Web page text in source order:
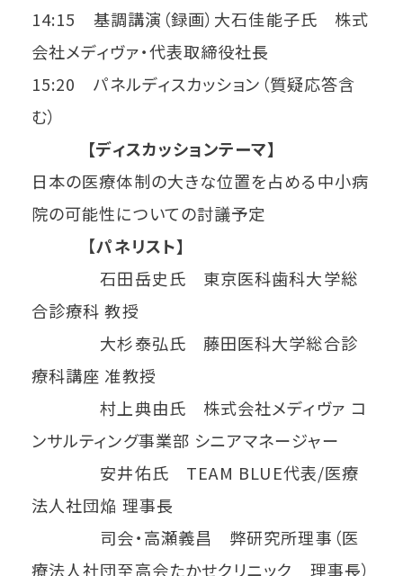
14:15 基調講演（録画）大石佳能子氏 株式
会社メディヴァ・代表取締役社長
15:20 パネルディスカッション（質疑応答含
む）
【ディスカッションテーマ】
日本の医療体制の大きな位置を占める中小病
院の可能性についての討議予定
【パネリスト】
石田岳史氏 東京医科歯科大学総
合診療科 教授
大杉泰弘氏 藤田医科大学総合診
療科講座 准教授
村上典由氏 株式会社メディヴァ コ
ンサルティング事業部 シニアマネージャー
安井佑氏 TEAM BLUE代表/医療
法人社団焔 理事長
司会・高瀬義昌 弊研究所理事（医
療法人社団至高会たかせクリニック 理事長）